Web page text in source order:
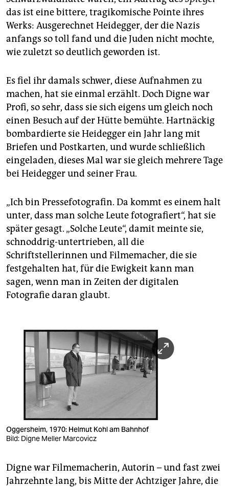
das ist eine bittere, tragikomische Pointe ihres
Werks: Ausgerechnet Heidegger, der die Nazis
anfangs so toll fand und die Juden nicht mochte,
wie zuletzt so deutlich geworden ist.
Es fiel ihr damals schwer, diese Aufnahmen zu
machen, hat sie einmal erzählt. Doch Digne war
Profi, so sehr, dass sie sich eigens um gleich noch
einen Besuch auf der Hütte bemühte. Hartnäckig
bombardierte sie Heidegger ein Jahr lang mit
Briefen und Postkarten, und wurde schließlich
eingeladen, dieses Mal war sie gleich mehrere Tage
bei Heidegger und seiner Frau.
„Ich bin Pressefotografin. Da kommt es einem halt
unter, dass man solche Leute fotografiert“, hat sie
später gesagt. „Solche Leute“, damit meinte sie,
schnoddrig-untertrieben, all die
Schriftstellerinnen und Filmemacher, die sie
festgehalten hat, für die Ewigkeit kann man
sagen, wenn man in Zeiten der digitalen
Fotografie daran glaubt.
Oggersheim, 1970: Helmut Kohl am Bahnhof
Bild: Digne Meller Marcovicz
Digne war Filmemacherin, Autorin – und fast zwei
Jahrzehnte lang, bis Mitte der Achtziger Jahre, die